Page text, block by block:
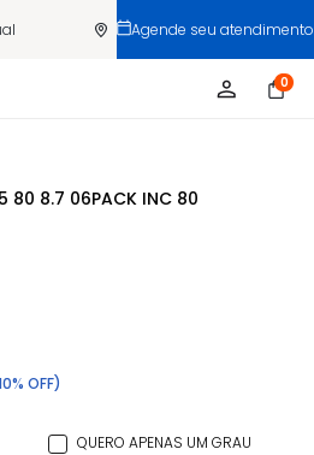
Agende seu atendimento
0
80 8.7 06PACK INC 80
OFF)
QUERO APENAS UM GRAU